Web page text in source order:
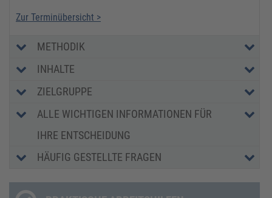
Zur Terminübersicht >
METHODIK
INHALTE
ZIELGRUPPE
ALLE WICHTIGEN INFORMATIONEN FÜR
IHRE ENTSCHEIDUNG
HÄUFIG GESTELLTE FRAGEN